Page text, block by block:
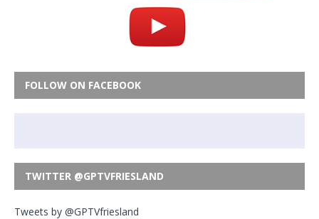
FOLLOW ON FACEBOOK
TWITTER @GPTVFRIESLAND
Tweets by @GPTVfriesland